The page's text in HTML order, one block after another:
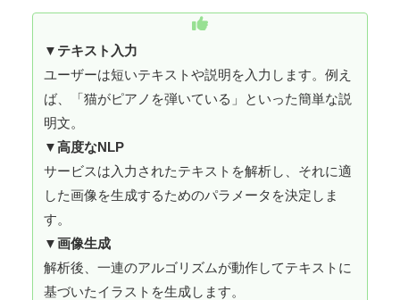
▼ テキスト入力
ユーザーは短いテキストや説明を入力します。例え
ば、「猫がピアノを弾いている」といった簡単な説
明文。
▼高度なNLP
サービスは入力されたテキストを解析し、それに適
した画像を生成するためのパラメータを決定しま
す。
▼画像生成
解析後、一連のアルゴリズムが動作してテキストに
基づいたイラストを生成します。